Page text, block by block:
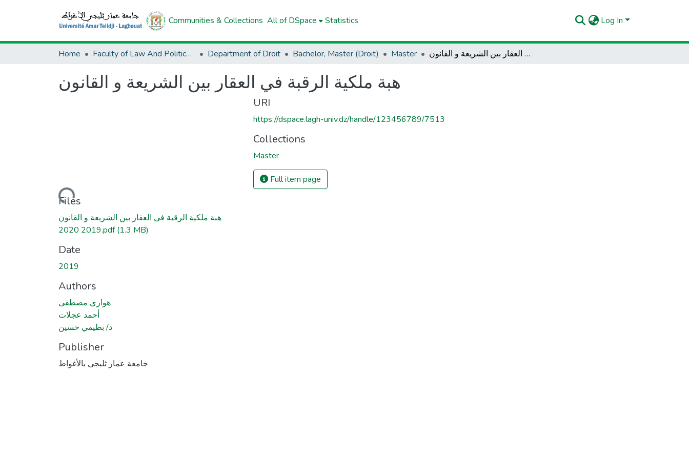
Communities & Collections All of DSpace Statistics Log In
Home Faculty of Law And Political Science Department of Droit Bachelor, Master (Droit) Master هبة ملكية الرقبة في العقار بين الشريعة و القانون
هبة ملكية الرقبة في العقار بين الشريعة و القانون
Loading...
Files
هبة ملكية الرقبة في العقار بين الشريعة و القانون
2019 2020.pdf(1.3 MB)
Date
2019
Authors
هواري مصطفى
أحمد عجلات
د/ بطيمي حسين
Publisher
جامعة عمار ثليجي بالأغواط
URI
https://dspace.lagh-univ.dz/handle/123456789/7513
Collections
Master
Full item page